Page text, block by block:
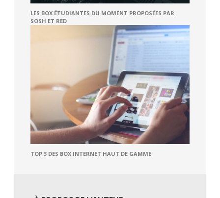
LES BOX ÉTUDIANTES DU MOMENT PROPOSÉES PAR
SOSH ET RED
TOP 3 DES BOX INTERNET HAUT DE GAMME